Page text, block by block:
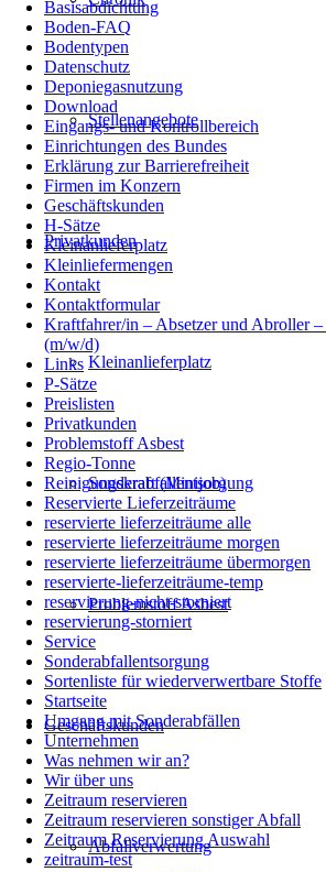
Stellenangebote
Privatkunden
Kleinanlieferplatz
Sonderabfallentsorgung
Problemstoff Asbest
Geschäftskunden
Abfallverwertung
Basisabdichtung
Boden-FAQ
Bodentypen
Datenschutz
Deponiegasnutzung
Download
Eingangs- und Kontrollbereich
Einrichtungen des Bundes
Erklärung zur Barrierefreiheit
Firmen im Konzern
Geschäftskunden
H-Sätze
Kleinanlieferplatz
Kleinliefermengen
Kontakt
Kontaktformular
Kraftfahrer/in – Absetzer und Abroller –
(m/w/d)
Links
P-Sätze
Preislisten
Privatkunden
Problemstoff Asbest
Regio-Tonne
Reinigungskraft (Minijob)
Reservierte Lieferzeiträume
reservierte lieferzeiträume alle
reservierte lieferzeiträume morgen
reservierte lieferzeiträume übermorgen
reservierte-lieferzeiträume-temp
reservierung-nicht-storniert
reservierung-storniert
Service
Sonderabfallentsorgung
Sortenliste für wiederverwertbare Stoffe
Startseite
Umgang mit Sonderabfällen
Unternehmen
Was nehmen wir an?
Wir über uns
Zeitraum reservieren
Zeitraum reservieren sonstiger Abfall
Zeitraum Reservierung Auswahl
zeitraum-test